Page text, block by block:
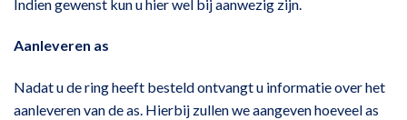
Indien gewenst kun u hier wel bij aanwezig zijn.
Aanleveren as
Nadat u de ring heeft besteld ontvangt u informatie over het
aanleveren van de as. Hierbij zullen we aangeven hoeveel as